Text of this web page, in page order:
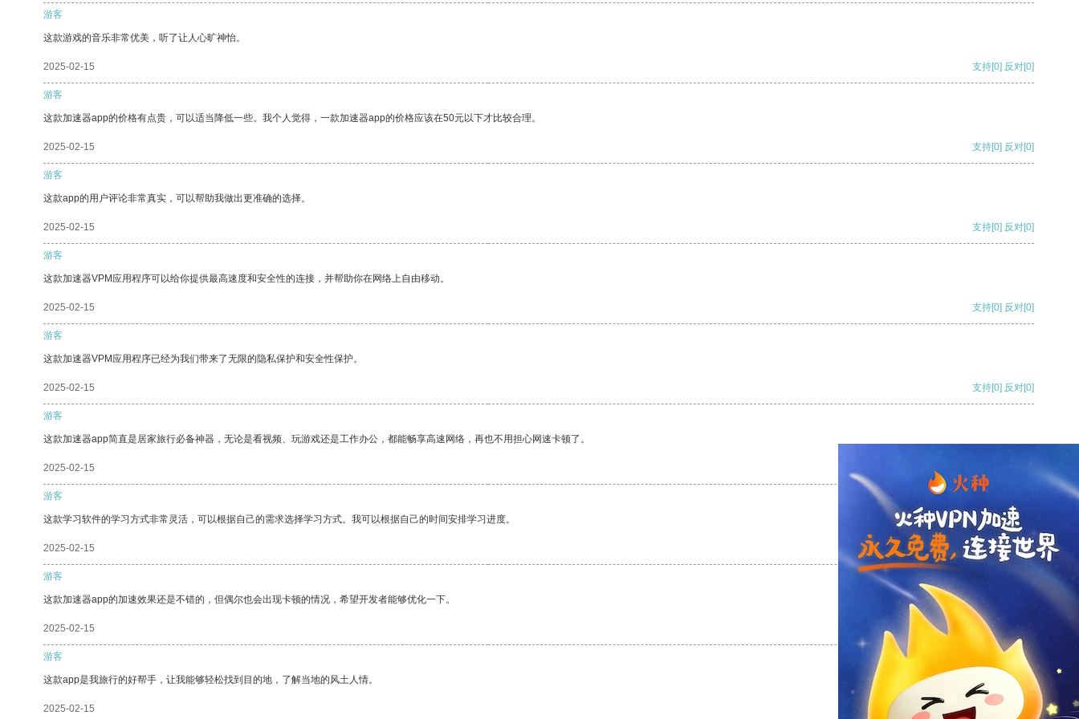
游客
这款游戏的音乐非常优美，听了让人心旷神怡。
2025-02-15 支持[0] 反对[0]
游客
这款加速器app的价格有点贵，可以适当降低一些。我个人觉得，一款加速器app的价格应该在50元以下才比较合理。
2025-02-15 支持[0] 反对[0]
游客
这款app的用户评论非常真实，可以帮助我做出更准确的选择。
2025-02-15 支持[0] 反对[0]
游客
这款加速器VPM应用程序可以给你提供最高速度和安全性的连接，并帮助你在网络上自由移动。
2025-02-15 支持[0] 反对[0]
游客
这款加速器VPM应用程序已经为我们带来了无限的隐私保护和安全性保护。
2025-02-15 支持[0] 反对[0]
游客
这款加速器app简直是居家旅行必备神器，无论是看视频、玩游戏还是工作办公，都能畅享高速网络，再也不用担心网速卡顿了。
2025-02-15
游客
这款学习软件的学习方式非常灵活，可以根据自己的需求选择学习方式。我可以根据自己的时间安排学习进度。
2025-02-15 支持 [0] 反对[0]
游客
这款加速器app的加速效果还是不错的，但偶尔也会出现卡顿的情况，希望开发者能够优化一下。
2025-02-15 支持[0] 反对
游客
这款app是我旅行的好帮手，让我能够轻松找到目的地，了解当地的风土人情。
2025-02-15 支持[0] 反对[0]